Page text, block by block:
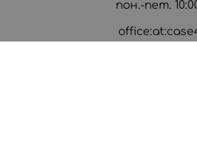
пон.-пет.